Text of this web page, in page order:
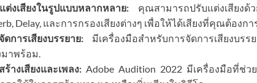
ต่งเสียงในรูปแบบหลากหลาย: คุณสามารถปรับแต่งเสียงด้
Delay, และการกรองเสียงต่างๆ เพื่อให้ได้เสียงที่คุณต้องกา
ดการเสียงบรรยาย: มีเครื่องมือสำหรับการจัดการเสียงบร
มาพร้อม.
ร้างเสียงและเพลง: Adobe Audition 2022 มีเครื่องมือที่ช่ว